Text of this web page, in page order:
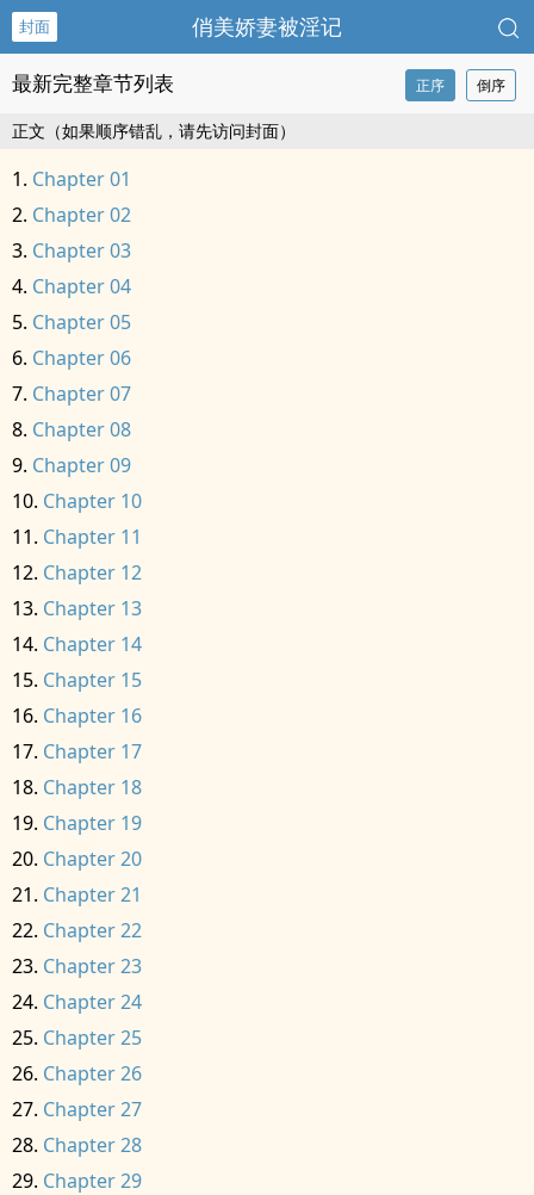
封面 俏美娇妻被淫记
最新完整章节列表 正序 倒序
正文（如果顺序错乱，请先访问封面）
Chapter 01
Chapter 02
Chapter 03
Chapter 04
Chapter 05
Chapter 06
Chapter 07
Chapter 08
Chapter 09
Chapter 10
Chapter 11
Chapter 12
Chapter 13
Chapter 14
Chapter 15
Chapter 16
Chapter 17
Chapter 18
Chapter 19
Chapter 20
Chapter 21
Chapter 22
Chapter 23
Chapter 24
Chapter 25
Chapter 26
Chapter 27
Chapter 28
Chapter 29